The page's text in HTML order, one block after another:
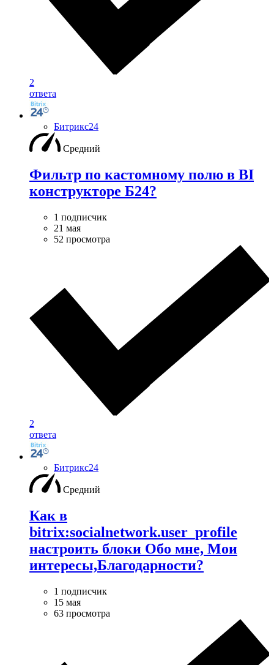
2
ответа
Битрикс24
Средний
Фильтр по кастомному полю в BI
конструкторе Б24?
1 подписчик
21 мая
52 просмотра
2
ответа
Битрикс24
Средний
Как в
bitrix:socialnetwork.user_profile
настроить блоки Обо мне, Мои
интересы,Благодарности?
1 подписчик
15 мая
63 просмотра